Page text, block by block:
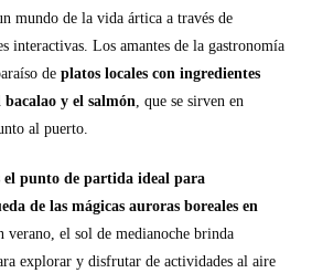
mundo de la vida ártica a través de
interactivas. Los amantes de la gastronomía
deplatos locales con ingredientes
bacalao y el salmón, que se sirven en
al puerto.
el punto de partida ideal para
de las mágicas auroras boreales en
verano, el sol de medianoche brinda
explorar y disfrutar de actividades al aire